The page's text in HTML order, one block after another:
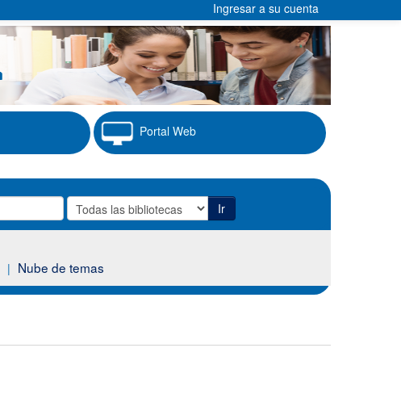
Ingresar a su cuenta
Portal Web
Ir
Nube de temas